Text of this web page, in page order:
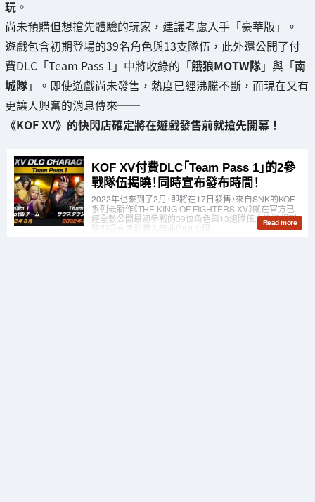
玩 。
尚未預購但想搶先體驗的玩家，建議考慮入手「豪華版」。
遊戲包含初期登場的39名角色與13支隊伍，此外還公開了付
費DLC「Team Pass 1」中將收錄的「餓狼MOTW隊」與「南
城隊」。即使遊戲尚未發售，熱度已經沸騰不斷，而現在又有
更讓人興奮的消息傳來──
《KOF XV》的快閃店確定將在遊戲發售前就搶先開幕！